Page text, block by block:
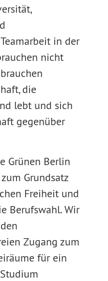
in der
nicht
die
lebt und sich
gegenüber
Grünen Berlin
Grundsatz
Freiheit und
Berufswahl. Wir
Zugang zum
für ein